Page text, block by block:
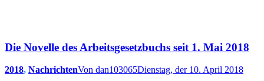
Die Novelle des Arbeitsgesetzbuchs seit 1. Mai 2018
2018, NachrichtenVon dan103065Dienstag, der 10. April 2018